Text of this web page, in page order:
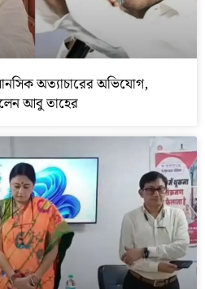
অত্যাচারের অভিযোগ,
আবু তাহের